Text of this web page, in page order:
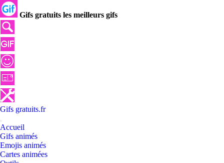
Gifs gratuits les meilleurs gifs
Gifs gratuits.fr
Accueil
Gifs animés
Emojis animés
Cartes animées